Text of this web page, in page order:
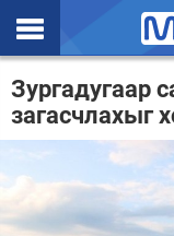
Эхлэл
Цаг агаар
Улс төр
Зургадугаар
загасчлахыг